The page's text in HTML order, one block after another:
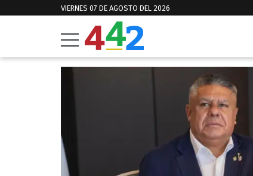
VIERNES 07 DE AGOSTO DEL 2026